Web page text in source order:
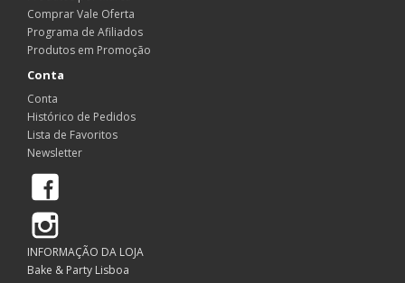
Comprar Vale Oferta
Programa de Afiliados
Produtos em Promoção
Conta
Conta
Histórico de Pedidos
Lista de Favoritos
Newsletter
INFORMAÇÃO DA LOJA
Bake & Party Lisboa